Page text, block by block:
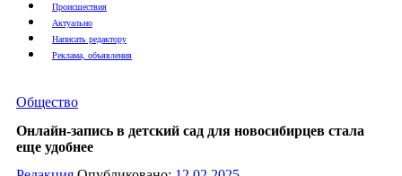
Происшествия
Актуально
Написать редактору
Реклама, объявления
Общество
Онлайн-запись в детский сад для новосибирцев стала
еще удобнее